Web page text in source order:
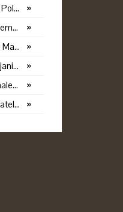
»
Architekt, nie architektka. Polki nadal rzadko używają żeńskich nazw zawodów
»
Andrzej Lewek: potrzebujemy duszpasterstwa mężczyzn
»
Uczniowie – misjonarze u Matki
»
Kard. Pizzaballa: chrześcijanie zmęczeni negocjacjami pragną pokoju
»
IPN: szczątki 55 osób odnalezione podczas ekshumacji
»
KE przyspiesza budowę satelitarnego systemu IRIS2